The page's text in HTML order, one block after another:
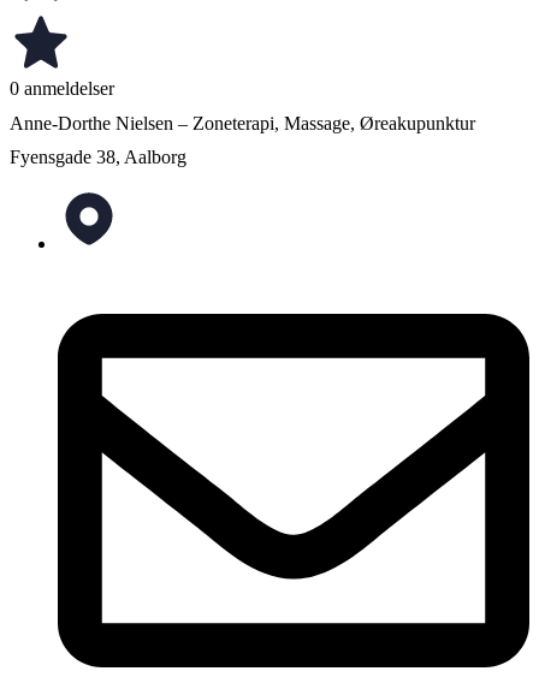
0 anmeldelser
Anne-Dorthe Nielsen – Zoneterapi, Massage, Øreakupunktur
Fyensgade 38, Aalborg